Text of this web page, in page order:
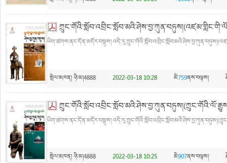
ཡིག་ཚགས་ནང་དོན་མདོར་བསྡུས།
སྤེལ་མཁན། ཉི་མ།4888 2022-03-18 10:28 མི759ནས་བལྟས།
ཡིག་ཚགས་ནང་དོན་མདོར་བསྡུས།
སྤེལ་མཁན། ཉི་མ།4888 2022-03-18 10:25 མི907ནས་བལྟས།